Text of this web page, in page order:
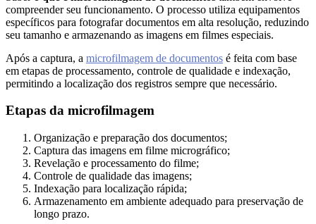
Políticas
Política
de
Privacidade
Política
Cookies
Segurança
da
Informação
Cibernética
da
Central
de
compreender seu funcionamento. O processo utiliza equipamentos
específicos para fotografar documentos em alta resolução, reduzindo
seu tamanho e armazenando as imagens em filmes especiais.
Após a captura, a microfilmagem de documentos é feita com base
em etapas de processamento, controle de qualidade e indexação,
permitindo a localização dos registros sempre que necessário.
Etapas da microfilmagem
Organização e preparação dos documentos;
Captura das imagens em filme micrográfico;
Revelação e processamento do filme;
Controle de qualidade das imagens;
Indexação para localização rápida;
Armazenamento em ambiente adequado para preservação de
longo prazo.